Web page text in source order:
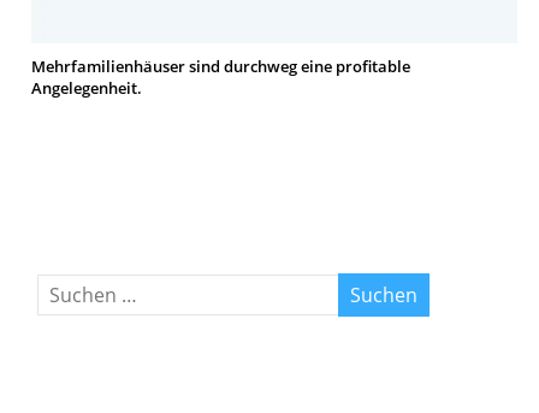
Mehrfamilienhäuser sind durchweg eine profitable
Angelegenheit.